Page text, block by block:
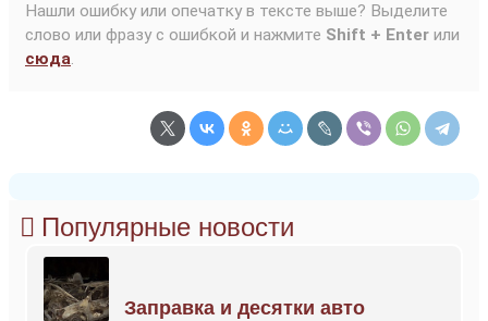
Нашли ошибку или опечатку в тексте выше? Выделите
слово или фразу с ошибкой и нажмите Shift + Enter или
сюда.
Популярные новости
Заправка и десятки авто